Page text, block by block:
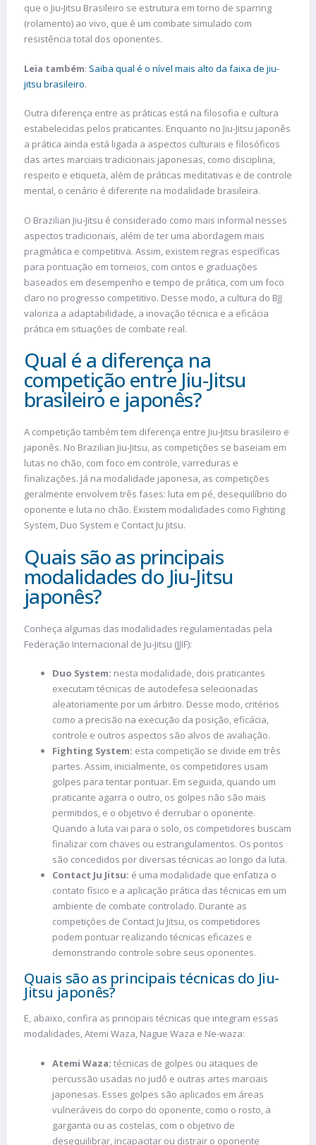
que o Jiu-Jitsu Brasileiro se estrutura em torno de sparring
(rolamento) ao vivo, que é um combate simulado com
resistência total dos oponentes.
Leia também: Saiba qual é o nível mais alto da faixa de jiu-
jitsu brasileiro.
Outra diferença entre as práticas está na filosofia e cultura
estabelecidas pelos praticantes. Enquanto no Jiu-Jitsu japonês
a prática ainda está ligada a aspectos culturais e filosóficos
das artes marciais tradicionais japonesas, como disciplina,
respeito e etiqueta, além de práticas meditativas e de controle
mental, o cenário é diferente na modalidade brasileira.
O Brazilian Jiu-Jitsu é considerado como mais informal nesses
aspectos tradicionais, além de ter uma abordagem mais
pragmática e competitiva. Assim, existem regras específicas
para pontuação em torneios, com cintos e graduações
baseados em desempenho e tempo de prática, com um foco
claro no progresso competitivo. Desse modo, a cultura do BJJ
valoriza a adaptabilidade, a inovação técnica e a eficácia
prática em situações de combate real.
Qual é a diferença na
competição entre Jiu-Jitsu
brasileiro e japonês?
A competição também tem diferença entre Jiu-Jitsu brasileiro e
japonês. No Brazilian Jiu-Jitsu, as competições se baseiam em
lutas no chão, com foco em controle, varreduras e
finalizações. Já na modalidade japonesa, as competições
geralmente envolvem três fases: luta em pé, desequilíbrio do
oponente e luta no chão. Existem modalidades como Fighting
System, Duo System e Contact Ju Jitsu.
Quais são as principais
modalidades do Jiu-Jitsu
japonês?
Conheça algumas das modalidades regulamentadas pela
Federação Internacional de Ju-Jitsu (JJIF):
Duo System: nesta modalidade, dois praticantes
executam técnicas de autodefesa selecionadas
aleatoriamente por um árbitro. Desse modo, critérios
como a precisão na execução da posição, eficácia,
controle e outros aspectos são alvos de avaliação.
Fighting System: esta competição se divide em três
partes. Assim, inicialmente, os competidores usam
golpes para tentar pontuar. Em seguida, quando um
praticante agarra o outro, os golpes não são mais
permitidos, e o objetivo é derrubar o oponente.
Quando a luta vai para o solo, os competidores buscam
finalizar com chaves ou estrangulamentos. Os pontos
são concedidos por diversas técnicas ao longo da luta.
Contact Ju Jitsu: é uma modalidade que enfatiza o
contato físico e a aplicação prática das técnicas em um
ambiente de combate controlado. Durante as
competições de Contact Ju Jitsu, os competidores
podem pontuar realizando técnicas eficazes e
demonstrando controle sobre seus oponentes.
Quais são as principais técnicas do Jiu-
Jitsu japonês?
E, abaixo, confira as principais técnicas que integram essas
modalidades, Atemi Waza, Nague Waza e Ne-waza:
Atemi Waza: técnicas de golpes ou ataques de
percussão usadas no judô e outras artes marciais
japonesas. Esses golpes são aplicados em áreas
vulneráveis do corpo do oponente, como o rosto, a
garganta ou as costelas, com o objetivo de
desequilibrar, incapacitar ou distrair o oponente